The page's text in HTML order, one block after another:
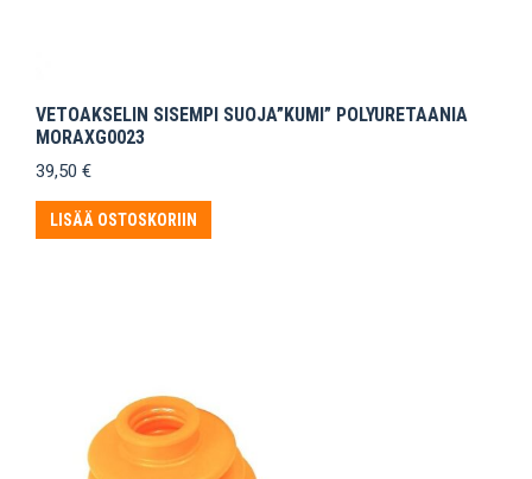
VETOAKSELIN SISEMPI SUOJA”KUMI” POLYURETAANIA
MORAXG0023
39,50 €
LISÄÄ OSTOSKORIIN